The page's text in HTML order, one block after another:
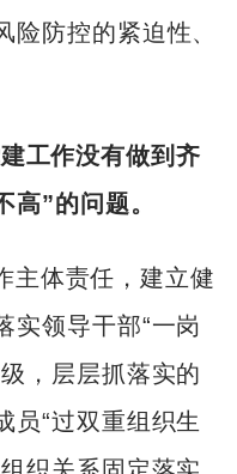
险防控的紧迫性、
工作没有做到齐
高”的问题。
主体责任，建立健
实领导干部“一岗
，层层抓落实的
员“过双重组织生